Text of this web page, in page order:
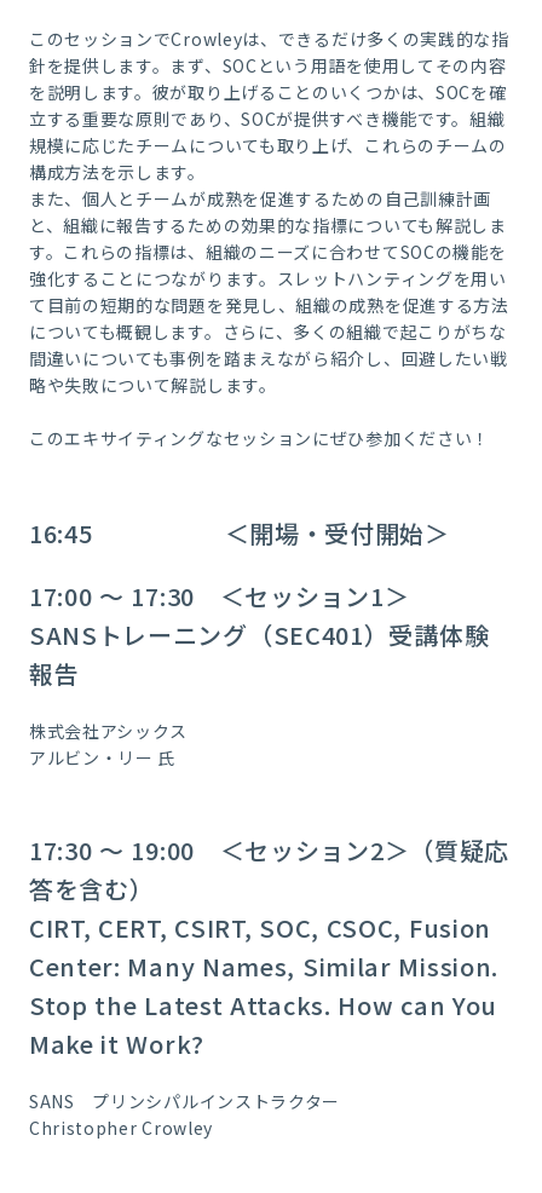
このセッションでCrowleyは、できるだけ多くの実践的な指
針を提供します。まず、SOCという用語を使用してその内容
を説明します。彼が取り上げることのいくつかは、SOCを確
立する重要な原則であり、SOCが提供すべき機能です。組織
規模に応じたチームについても取り上げ、これらのチームの
構成方法を示します。
また、個人とチームが成熟を促進するための自己訓練計画
と、組織に報告するための効果的な指標についても解説しま
す。これらの指標は、組織のニーズに合わせてSOCの機能を
強化することにつながります。スレットハンティングを用い
て目前の短期的な問題を発見し、組織の成熟を促進する方法
についても概観します。さらに、多くの組織で起こりがちな
間違いについても事例を踏まえながら紹介し、回避したい戦
略や失敗について解説します。
このエキサイティングなセッションにぜひ参加ください！
16:45 ＜開場・受付開始＞
17:00 ～ 17:30 ＜セッション1＞
SANSトレーニング（SEC401）受講体験
報告
株式会社アシックス
アルビン・リー 氏
17:30 ～ 19:00 ＜セッション2＞（質疑応
答を含む）
CIRT, CERT, CSIRT, SOC, CSOC, Fusion
Center: Many Names, Similar Mission.
Stop the Latest Attacks. How can You
Make it Work?
SANS プリンシパルインストラクター
Christopher Crowley